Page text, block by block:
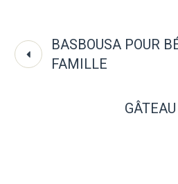
BASBOUSA POUR
FAMILLE